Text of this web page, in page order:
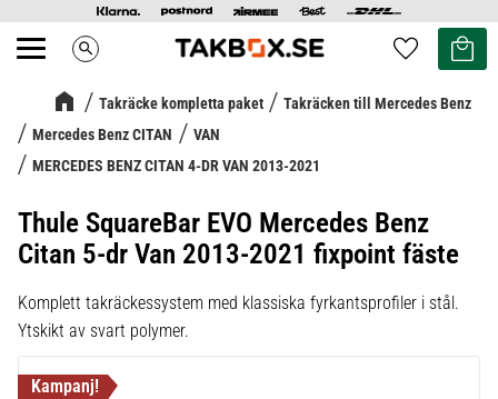
Meny search Favoriter
Kundvagn
Takräcke kompletta paket
Takräcken till Mercedes Benz
Mercedes Benz CITAN
VAN
MERCEDES BENZ CITAN 4-DR VAN 2013-2021
Thule SquareBar EVO Mercedes Benz
Citan 5-dr Van 2013-2021 fixpoint fäste
Komplett takräckessystem med klassiska fyrkantsprofiler i stål.
Ytskikt av svart polymer.